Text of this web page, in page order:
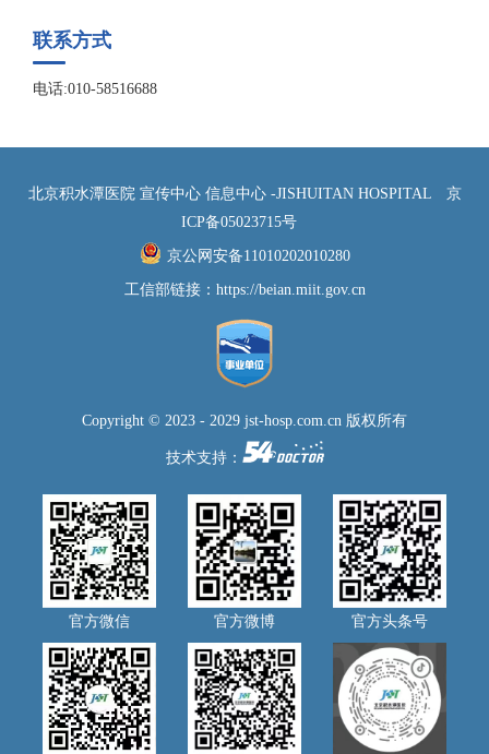
联系方式
电话:010-58516688
北京积水潭医院 宣传中心 信息中心 -JISHUITAN HOSPITAL
京
ICP备05023715号
京公网安备11010202010280
工信部链接： https://beian.miit.gov.cn
Copyright © 2023 - 2029 jst-hosp.com.cn 版权所有
技术支持：
官方微信 官方微博 官方头条号